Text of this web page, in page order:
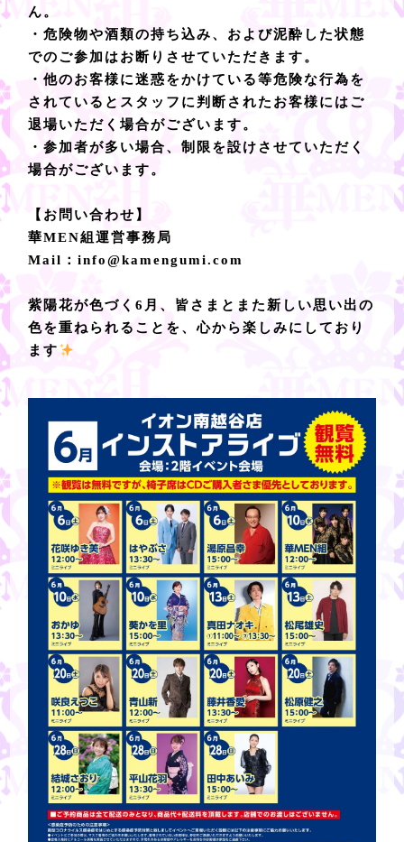
ん。
・危険物や酒類の持ち込み、および泥酔した状態
でのご参加はお断りさせていただきます。
・他のお客様に迷惑をかけている等危険な行為を
されているとスタッフに判断されたお客様にはご
退場いただく場合がございます。
・参加者が多い場合、制限を設けさせていただく
場合がございます。
【お問い合わせ】
華MEN組運営事務局
Mail：info@kamengumi.com
紫陽花が色づく6月、皆さまとまた新しい思い出の
色を重ねられることを、心から楽しみにしており
ます